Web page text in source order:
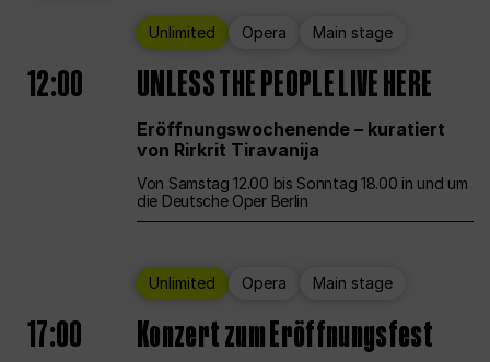
Unlimited Opera Main stage
12:00 UNLESS THE PEOPLE LIVE HERE
Eröffnungswochenende – kuratiert
von Rirkrit Tiravanija
Von Samstag 12.00 bis Sonntag 18.00 in und um
die Deutsche Oper Berlin
Unlimited Opera Main stage
17:00 Konzert zum Eröffnungsfest